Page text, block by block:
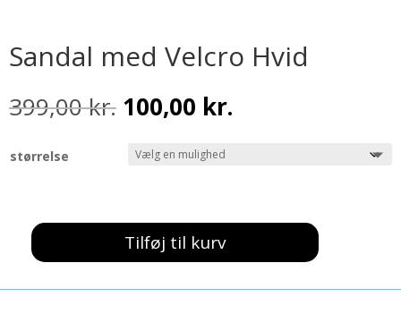
Sandal med Velcro Hvid
399,00kr. Den
oprindelige
pris
var:
100,00 kr.
størrelse
Sandal
Velcro
Tilføj til kurv